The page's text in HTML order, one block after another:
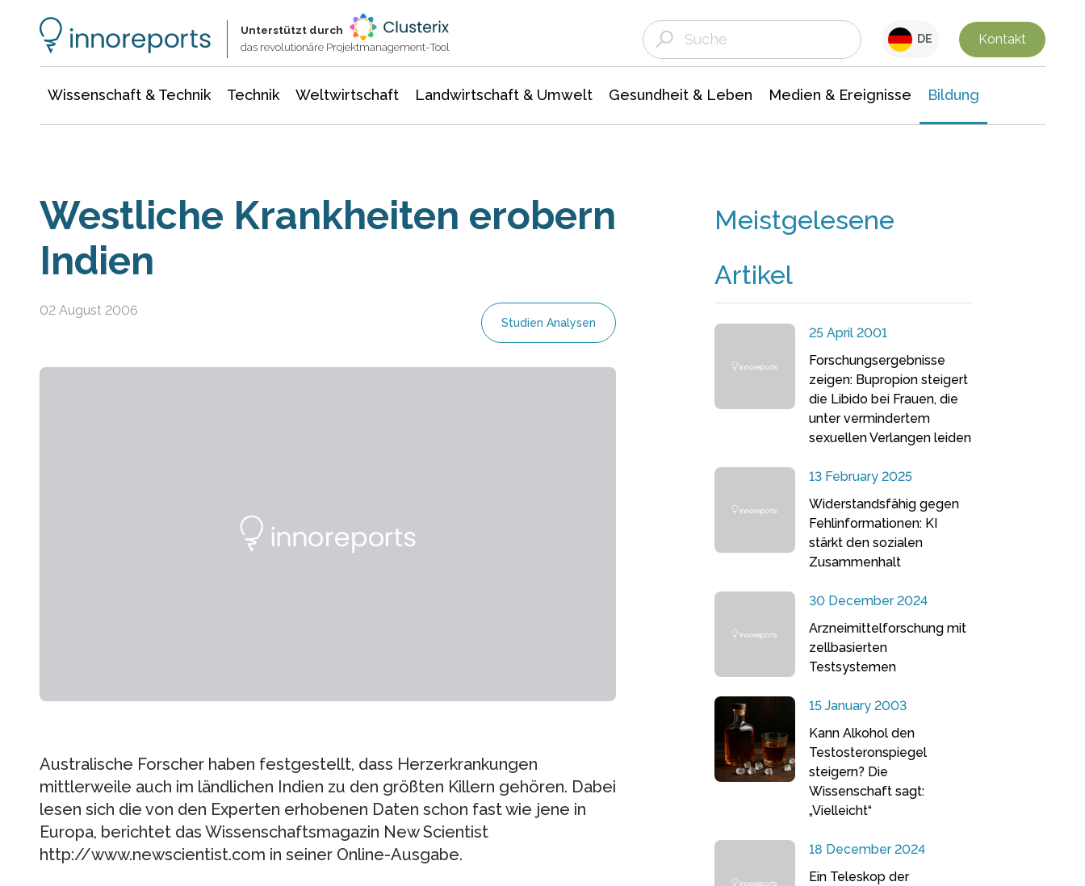
Unterstützt durch
das revolutionäre Projektmanagement-Tool
DE Kontakt
Wissenschaft & Technik Technik Weltwirtschaft Landwirtschaft & Umwelt Gesundheit & Leben Medien & Ereignisse Bildung
Westliche Krankheiten erobern
Indien
02 August 2006
Studien Analysen
Australische Forscher haben festgestellt, dass Herzerkrankungen
mittlerweile auch im ländlichen Indien zu den größten Killern gehören. Dabei
lesen sich die von den Experten erhobenen Daten schon fast wie jene in
Europa, berichtet das Wissenschaftsmagazin New Scientist
http://www.newscientist.com in seiner Online-Ausgabe.
Meistgelesene
Artikel
25 April 2001
Forschungsergebnisse
zeigen: Bupropion steigert
die Libido bei Frauen, die
unter vermindertem
sexuellen Verlangen leiden
13 February 2025
Widerstandsfähig gegen
Fehlinformationen: KI
stärkt den sozialen
Zusammenhalt
30 December 2024
Arzneimittelforschung mit
zellbasierten
Testsystemen
15 January 2003
Kann Alkohol den
Testosteronspiegel
steigern? Die
Wissenschaft sagt:
„Vielleicht“
18 December 2024
Ein Teleskop der